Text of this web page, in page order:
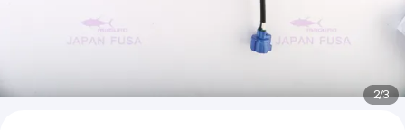
2/3